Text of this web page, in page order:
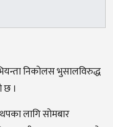
निकोलस भुसालविरुद्ध
छ ।
लागि सोमबार